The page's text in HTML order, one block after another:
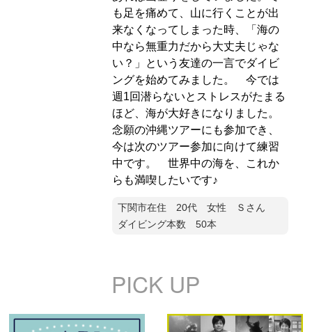
も足を痛めて、山に行くことが出
来なくなってしまった時、「海の
中なら無重力だから大丈夫じゃな
い？」という友達の一言でダイビ
ングを始めてみました。 今では
週1回潜らないとストレスがたまる
ほど、海が大好きになりました。
念願の沖縄ツアーにも参加でき、
今は次のツアー参加に向けて練習
中です。 世界中の海を、これか
らも満喫したいです♪
下関市在住 20代 女性 Ｓさん
ダイビング本数 50本
PICK UP